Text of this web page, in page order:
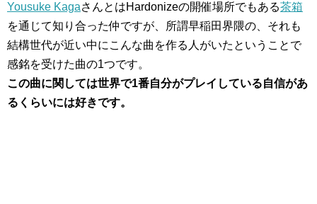
Yousuke KagaさんとはHardonizeの開催場所でもある茶箱
を通じて知り合った仲ですが、所謂早稲田界隈の、それも
結構世代が近い中にこんな曲を作る人がいたということで
感銘を受けた曲の1つです。
この曲に関しては世界で1番自分がプレイしている自信があ
るくらいには好きです。